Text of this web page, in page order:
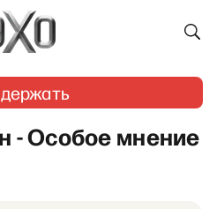
- Особое мнение